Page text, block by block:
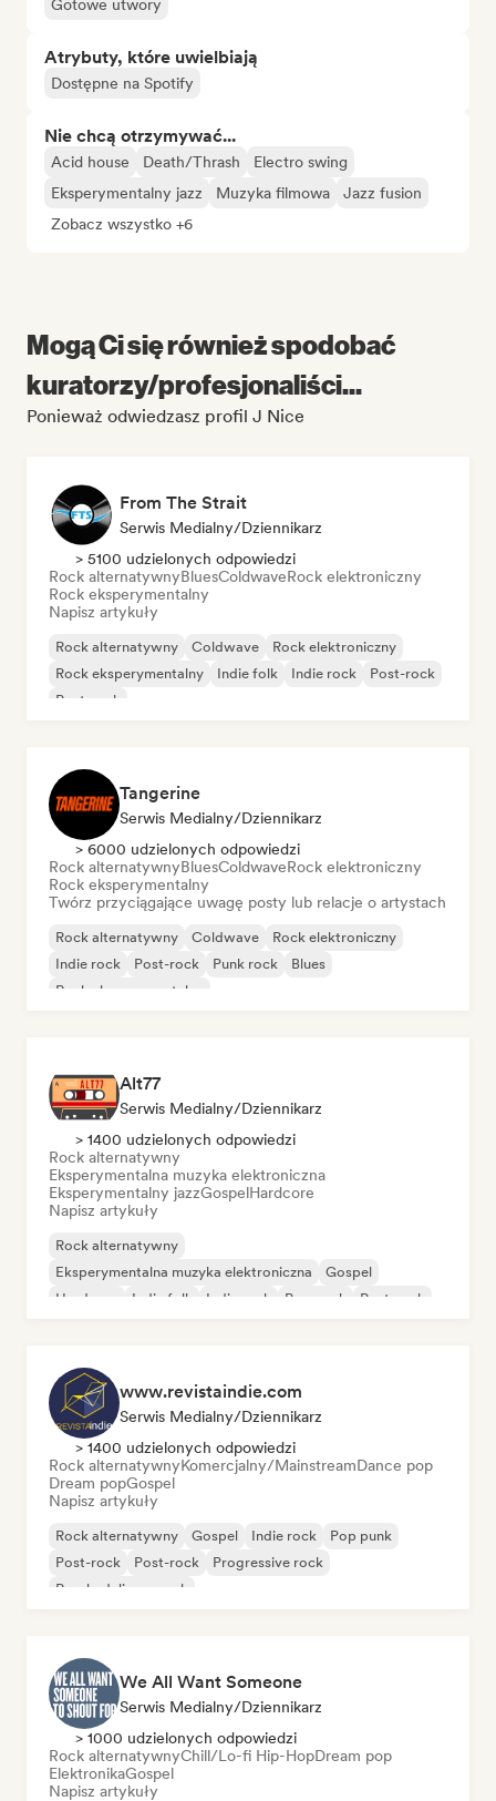
Gotowe utwory
Atrybuty, które uwielbiają
Dostępne na Spotify
Nie chcą otrzymywać...
Acid house Death/Thrash
Electro swing
Eksperymentalny jazz
Muzyka filmowa
Jazz fusion
Zobacz wszystko +6
Mogą Ci się również spodobać
kuratorzy/profesjonaliści...
Ponieważ odwiedzasz profil J Nice
From The Strait
Serwis Medialny/Dziennikarz
> 5100 udzielonych odpowiedzi
Rock alternatywnyBluesColdwaveRock elektroniczny
Rock eksperymentalny
Napisz artykuły
Rock alternatywny Coldwave
Rock elektroniczny
Rock eksperymentalny
Indie folk Indie rock
Post-rock
Post-rock
Tangerine
Serwis Medialny/Dziennikarz
> 6000 udzielonych odpowiedzi
Rock alternatywnyBluesColdwaveRock elektroniczny
Rock eksperymentalny
Twórz przyciągające uwagę posty lub relacje o artystach
Rock alternatywny Coldwave
Rock elektroniczny
Indie rock
Post-rock Punk rock
Blues
Rock eksperymentalny
Alt77
Serwis Medialny/Dziennikarz
> 1400 udzielonych odpowiedzi
Rock alternatywny
Eksperymentalna muzyka elektroniczna
Eksperymentalny jazzGospelHardcore
Napisz artykuły
Rock alternatywny
Eksperymentalna muzyka elektroniczna
Gospel
Hardcore
Indie folk Indie rock Pop punk Post-rock
www.revistaindie.com
Serwis Medialny/Dziennikarz
> 1400 udzielonych odpowiedzi
Rock alternatywnyKomercjalny/MainstreamDance pop
Dream popGospel
Napisz artykuły
Rock alternatywny Gospel Indie rock
Pop punk
Post-rock
Post-rock
Progressive rock
Psychedeliczny rock
We All Want Someone
Serwis Medialny/Dziennikarz
> 1000 udzielonych odpowiedzi
Rock alternatywnyChill/Lo-fi Hip-HopDream pop
ElektronikaGospel
Napisz artykuły